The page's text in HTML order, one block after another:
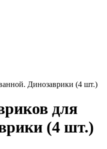
Динозаврики (4 шт.)
для
(4 шт.)